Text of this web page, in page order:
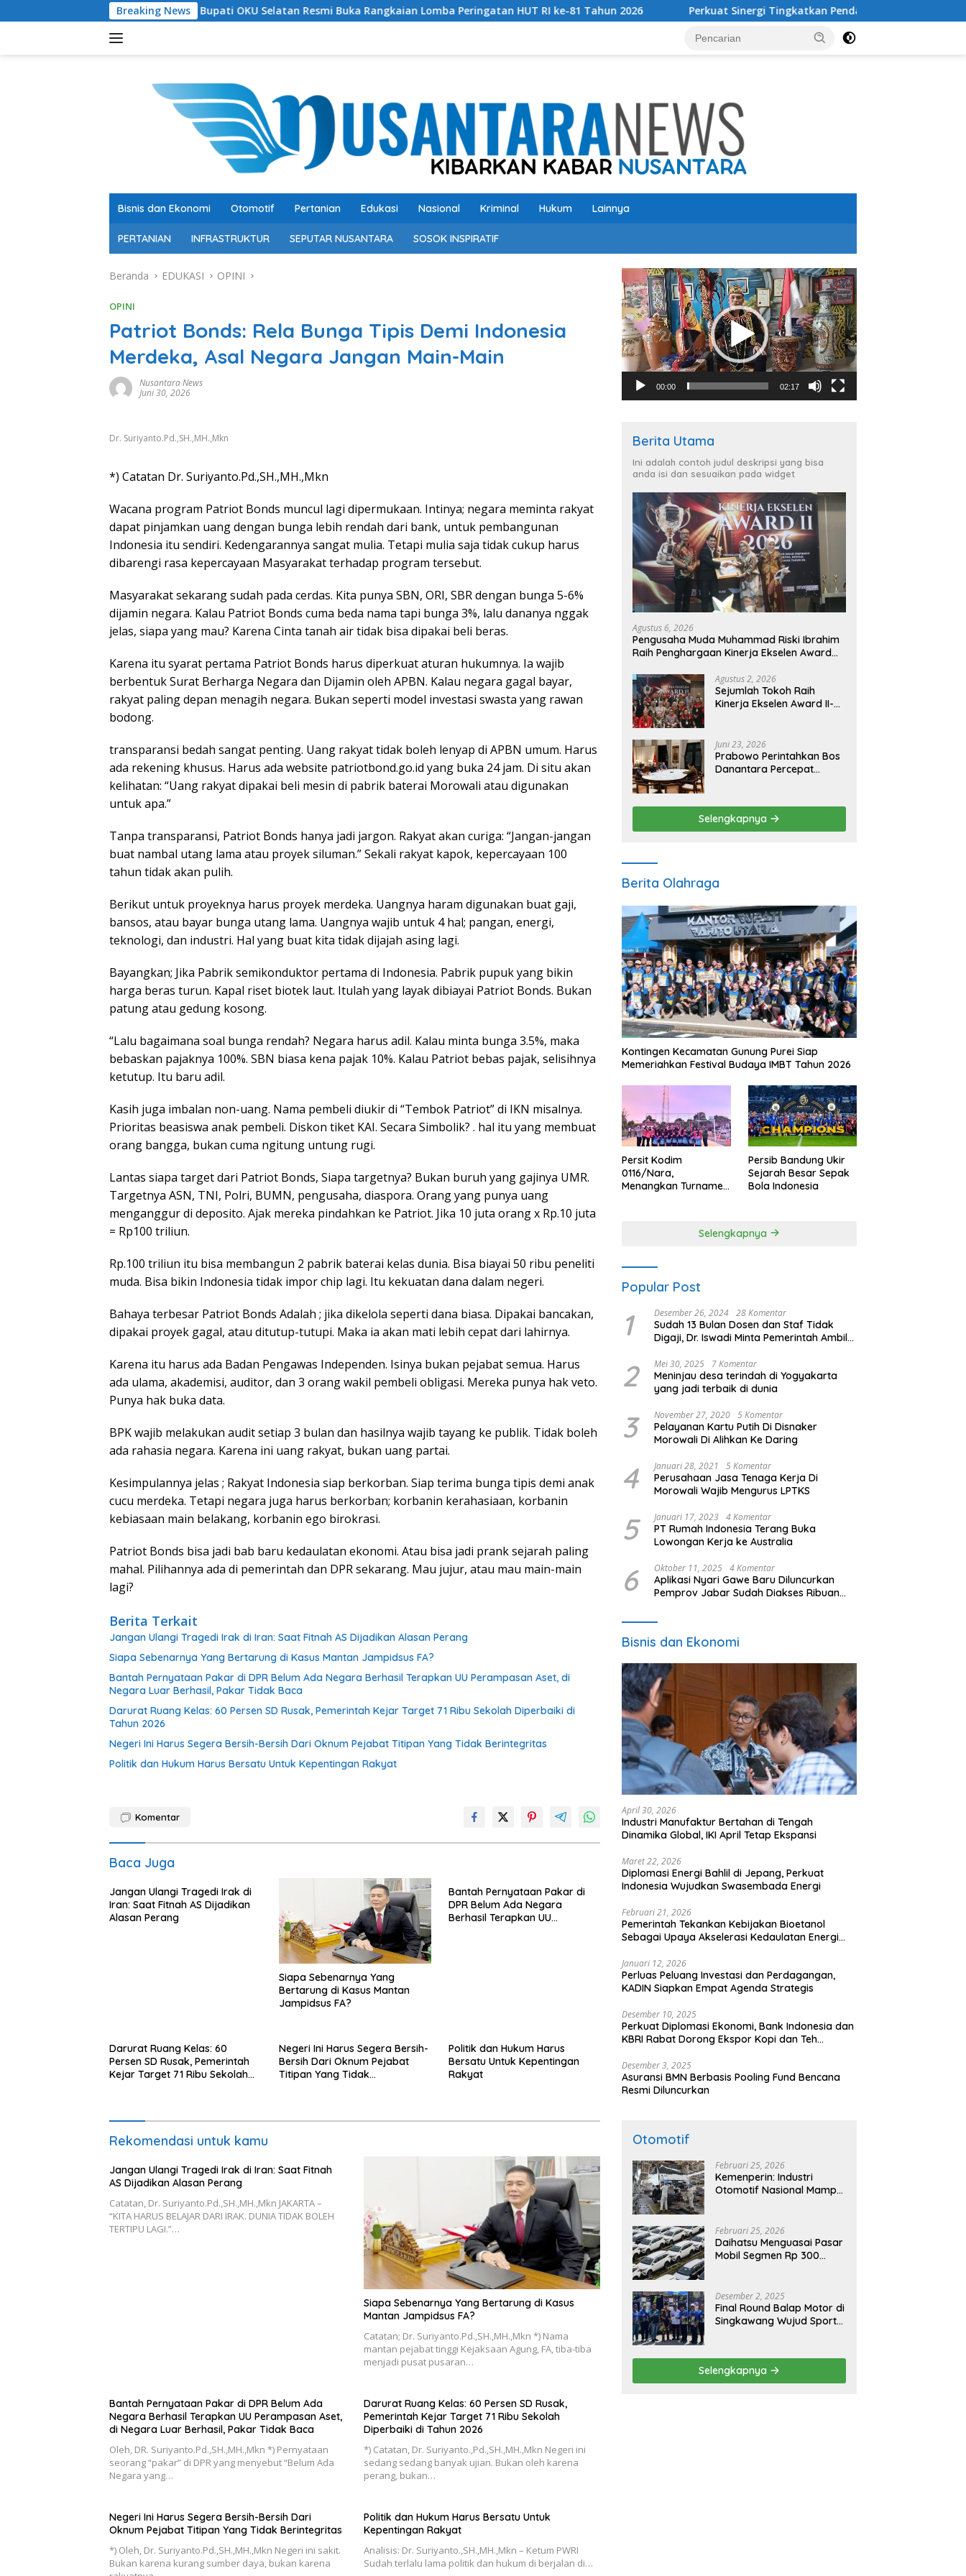
ke
Breaking News
Bupati OKU Selatan Resmi Buka Rangkaian Lomba Peringatan HUT RI ke-81 Tahun 2026 Perkuat Sinergi Tingkatkan Pendapatan Daerah, Bupati Terima Audensi
Bisnis dan Ekonomi Otomotif Pertanian Edukasi Nasional Kriminal Hukum Lainnya
PERTANIAN INFRASTRUKTUR SEPUTAR NUSANTARA SOSOK INSPIRATIF
Beranda EDUKASI OPINI
OPINI
Patriot Bonds: Rela Bunga Tipis Demi Indonesia
Merdeka, Asal Negara Jangan Main-Main
Nusantara News
Juni 30, 2026
Dr. Suriyanto.Pd.,SH.,MH.,Mkn
*) Catatan Dr. Suriyanto.Pd.,SH.,MH.,Mkn
Wacana program Patriot Bonds muncul lagi dipermukaan. Intinya; negara meminta rakyat
dapat pinjamkan uang dengan bunga lebih rendah dari bank, untuk pembangunan
Indonesia itu sendiri. Kedengarannya sangat mulia. Tetapi mulia saja tidak cukup harus
dibarengi rasa kepercayaan Masyarakat terhadap program tersebut.
Masyarakat sekarang sudah pada cerdas. Kita punya SBN, ORI, SBR dengan bunga 5-6%
dijamin negara. Kalau Patriot Bonds cuma beda nama tapi bunga 3%, lalu dananya nggak
jelas, siapa yang mau? Karena Cinta tanah air tidak bisa dipakai beli beras.
Karena itu syarat pertama Patriot Bonds harus diperkuat aturan hukumnya. Ia wajib
berbentuk Surat Berharga Negara dan Dijamin oleh APBN. Kalau negara gagal bayar,
rakyat paling depan menagih negara. Bukan seperti model investasi swasta yang rawan
bodong.
transparansi bedah sangat penting. Uang rakyat tidak boleh lenyap di APBN umum. Harus
ada rekening khusus. Harus ada website patriotbond.go.id yang buka 24 jam. Di situ akan
kelihatan: “Uang rakyat dipakai beli mesin di pabrik baterai Morowali atau digunakan
untuk apa.”
Tanpa transparansi, Patriot Bonds hanya jadi jargon. Rakyat akan curiga: “Jangan-jangan
buat nambal utang lama atau proyek siluman.” Sekali rakyat kapok, kepercayaan 100
tahun tidak akan pulih.
Berikut untuk proyeknya harus proyek merdeka. Uangnya haram digunakan buat gaji,
bansos, atau bayar bunga utang lama. Uangnya wajib untuk 4 hal; pangan, energi,
teknologi, dan industri. Hal yang buat kita tidak dijajah asing lagi.
Bayangkan; Jika Pabrik semikonduktor pertama di Indonesia. Pabrik pupuk yang bikin
harga beras turun. Kapal riset biotek laut. Itulah yang layak dibiayai Patriot Bonds. Bukan
patung atau gedung kosong.
“Lalu bagaimana soal bunga rendah? Negara harus adil. Kalau minta bunga 3.5%, maka
bebaskan pajaknya 100%. SBN biasa kena pajak 10%. Kalau Patriot bebas pajak, selisihnya
ketutup. Itu baru adil.
Kasih juga imbalan non-uang. Nama pembeli diukir di “Tembok Patriot” di IKN misalnya.
Prioritas beasiswa anak pembeli. Diskon tiket KAI. Secara Simbolik? . hal itu yang membuat
orang bangga, bukan cuma ngitung untung rugi.
Lantas siapa target dari Patriot Bonds, Siapa targetnya? Bukan buruh yang gajinya UMR.
Targetnya ASN, TNI, Polri, BUMN, pengusaha, diaspora. Orang yang punya uang
menganggur di deposito. Ajak mereka pindahkan ke Patriot. Jika 10 juta orang x Rp.10 juta
= Rp100 triliun.
Rp.100 triliun itu bisa membangun 2 pabrik baterai kelas dunia. Bisa biayai 50 ribu peneliti
muda. Bisa bikin Indonesia tidak impor chip lagi. Itu kekuatan dana dalam negeri.
Bahaya terbesar Patriot Bonds Adalah ; jika dikelola seperti dana biasa. Dipakai bancakan,
dipakai proyek gagal, atau ditutup-tutupi. Maka ia akan mati lebih cepat dari lahirnya.
Karena itu harus ada Badan Pengawas Independen. Isinya bukan pejabat semua. Harus
ada ulama, akademisi, auditor, dan 3 orang wakil pembeli obligasi. Mereka punya hak veto.
Punya hak buka data.
BPK wajib melakukan audit setiap 3 bulan dan hasilnya wajib tayang ke publik. Tidak boleh
ada rahasia negara. Karena ini uang rakyat, bukan uang partai.
Kesimpulannya jelas ; Rakyat Indonesia siap berkorban. Siap terima bunga tipis demi anak
cucu merdeka. Tetapi negara juga harus berkorban; korbanin kerahasiaan, korbanin
kebiasaan main belakang, korbanin ego birokrasi.
Patriot Bonds bisa jadi bab baru kedaulatan ekonomi. Atau bisa jadi prank sejarah paling
mahal. Pilihannya ada di pemerintah dan DPR sekarang. Mau jujur, atau mau main-main
lagi?
Berita Terkait
Jangan Ulangi Tragedi Irak di Iran: Saat Fitnah AS Dijadikan Alasan Perang
Siapa Sebenarnya Yang Bertarung di Kasus Mantan Jampidsus FA?
Bantah Pernyataan Pakar di DPR Belum Ada Negara Berhasil Terapkan UU Perampasan Aset, di
Negara Luar Berhasil, Pakar Tidak Baca
Darurat Ruang Kelas: 60 Persen SD Rusak, Pemerintah Kejar Target 71 Ribu Sekolah Diperbaiki di
Tahun 2026
Negeri Ini Harus Segera Bersih-Bersih Dari Oknum Pejabat Titipan Yang Tidak Berintegritas
Politik dan Hukum Harus Bersatu Untuk Kepentingan Rakyat
Komentar
Baca Juga
Jangan Ulangi Tragedi Irak di
Iran: Saat Fitnah AS Dijadikan
Alasan Perang
Siapa Sebenarnya Yang
Bertarung di Kasus Mantan
Jampidsus FA?
Bantah Pernyataan Pakar di
DPR Belum Ada Negara
Berhasil Terapkan UU
Darurat Ruang Kelas: 60
Persen SD Rusak, Pemerintah
Kejar Target 71 Ribu Sekolah
Negeri Ini Harus Segera Bersih-
Bersih Dari Oknum Pejabat
Titipan Yang Tidak
Politik dan Hukum Harus
Bersatu Untuk Kepentingan
Rakyat
Rekomendasi untuk kamu
Jangan Ulangi Tragedi Irak di Iran: Saat Fitnah
AS Dijadikan Alasan Perang
Catatan, Dr. Suriyanto.Pd.,SH.,MH.,Mkn JAKARTA –
“KITA HARUS BELAJAR DARI IRAK. DUNIA TIDAK BOLEH
TERTIPU LAGI.”…
Siapa Sebenarnya Yang Bertarung di Kasus
Mantan Jampidsus FA?
Catatan; Dr. Suriyanto.Pd.,SH.,MH.,Mkn *) Nama
mantan pejabat tinggi Kejaksaan Agung, FA, tiba-tiba
menjadi pusat pusaran…
Bantah Pernyataan Pakar di DPR Belum Ada
Negara Berhasil Terapkan UU Perampasan Aset,
di Negara Luar Berhasil, Pakar Tidak Baca
Oleh, DR. Suriyanto.Pd.,SH.,MH.,Mkn *) Pernyataan
seorang “pakar” di DPR yang menyebut “Belum Ada
Negara yang…
Darurat Ruang Kelas: 60 Persen SD Rusak,
Pemerintah Kejar Target 71 Ribu Sekolah
Diperbaiki di Tahun 2026
*) Catatan, Dr. Suriyanto.,Pd.,SH.,MH.,Mkn Negeri ini
sedang sedang banyak ujian. Bukan oleh karena
perang, bukan…
Negeri Ini Harus Segera Bersih-Bersih Dari
Oknum Pejabat Titipan Yang Tidak Berintegritas
*) Oleh, Dr. Suriyanto.Pd.,SH.,MH.,Mkn Negeri ini sakit.
Bukan karena kurang sumber daya, bukan karena
Politik dan Hukum Harus Bersatu Untuk
Kepentingan Rakyat
Analisis: Dr. Suriyanto.,SH.,MH.,Mkn – Ketum PWRI
Sudah terlalu lama politik dan hukum di berjalan di…
Pemutar
Video
00:00 02:17
Berita Utama
Ini adalah contoh judul deskripsi yang bisa
anda isi dan sesuaikan pada widget
Agustus 6, 2026
Pengusaha Muda Muhammad Riski Ibrahim
Raih Penghargaan Kinerja Ekselen Award
Agustus 2, 2026
Sejumlah Tokoh Raih
Kinerja Ekselen Award II-
Juni 23, 2026
Prabowo Perintahkan Bos
Danantara Percepat
Ekonomi Baru
Selengkapnya
Berita Olahraga
Kontingen Kecamatan Gunung Purei Siap
Memeriahkan Festival Budaya IMBT Tahun 2026
Persit Kodim
0116/Nara,
Menangkan Turnamen
Persib Bandung Ukir
Sejarah Besar Sepak
Bola Indonesia
Selengkapnya
Popular Post
1 Desember 26, 2024 28 Komentar
Sudah 13 Bulan Dosen dan Staf Tidak
Digaji, Dr. Iswadi Minta Pemerintah Ambil
2 Mei 30, 2025 7 Komentar
Meninjau desa terindah di Yogyakarta
yang jadi terbaik di dunia
3 November 27, 2020 5 Komentar
Pelayanan Kartu Putih Di Disnaker
Morowali Di Alihkan Ke Daring
4 Januari 28, 2021 5 Komentar
Perusahaan Jasa Tenaga Kerja Di
Morowali Wajib Mengurus LPTKS
5 Januari 17, 2023 4 Komentar
PT Rumah Indonesia Terang Buka
Lowongan Kerja ke Australia
6 Oktober 11, 2025 4 Komentar
Aplikasi Nyari Gawe Baru Diluncurkan
Pemprov Jabar Sudah Diakses Ribuan
Bisnis dan Ekonomi
April 30, 2026
Industri Manufaktur Bertahan di Tengah
Dinamika Global, IKI April Tetap Ekspansi
Maret 22, 2026
Diplomasi Energi Bahlil di Jepang, Perkuat
Indonesia Wujudkan Swasembada Energi
Februari 21, 2026
Pemerintah Tekankan Kebijakan Bioetanol
Sebagai Upaya Akselerasi Kedaulatan Energi
Januari 12, 2026
Perluas Peluang Investasi dan Perdagangan,
KADIN Siapkan Empat Agenda Strategis
Desember 10, 2025
Perkuat Diplomasi Ekonomi, Bank Indonesia dan
KBRI Rabat Dorong Ekspor Kopi dan Teh
Desember 3, 2025
Asuransi BMN Berbasis Pooling Fund Bencana
Resmi Diluncurkan
Otomotif
Februari 25, 2026
Kemenperin: Industri
Otomotif Nasional Mampu
Februari 25, 2026
Daihatsu Menguasai Pasar
Mobil Segmen Rp 300
Desember 2, 2025
Final Round Balap Motor di
Singkawang Wujud Sports
Selengkapnya